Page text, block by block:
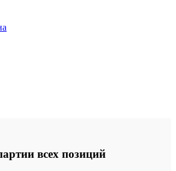
всех позиций